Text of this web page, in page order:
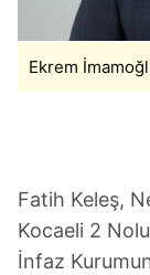
Ekrem
Fatih Keleş,
Kocaeli 2
İnfaz